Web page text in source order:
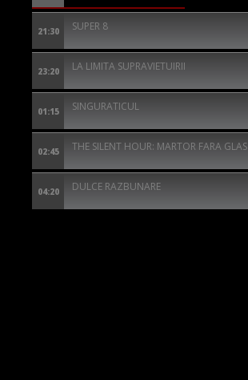
21:30 SUPER 8
23:20 LA LIMITA SUPRAVIETUIRII
01:15 SINGURATICUL
02:45 THE SILENT HOUR: MARTOR FARA GLAS
04:20 DULCE RAZBUNARE